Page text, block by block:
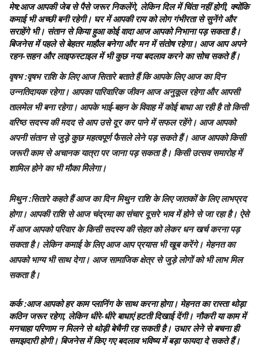
मेष:आज आपकी जेब से पैसे जरूर निकलेंगे, लेकिन दिल में चिंता नहीं होगी, क्योंकि
कमाई भी अच्छी बनी रहेगी। घर में आपकी राय को लोग गंभीरता से सुनेंगे और
सराहेंगे भी। संतान से किया हुआ कोई वादा आज आपको निभाना पड़ सकता है।
बिजनेस में पहले से बेहतर माहौल बनेगा और मन में संतोष रहेगा। आज आप अपने
रहन-सहन और लाइफस्टाइल में भी कुछ नया बदलाव करने का सोच सकते हैं।
वृषभ:वृषभ राशि के लिए आज सितारे बताते हैं कि आपके लिए आज का दिन
उन्नतिदायक रहेगा। आपका पारिवारिक जीवन आज अनुकूल रहेगा और आपसी
तालमेल भी बना रहेगा। आपके भाई-बहन के विवाह में कोई बाधा आ रही है तो किसी
वरिष्ठ सदस्य की मदद से आप उसे दूर कर पाने में सफल रहेंगे। आज आपको
अपनी संतान से जुड़े कुछ महत्वपूर्ण फैसले लेने पड़ सकते हैं। आज आपको किसी
जरूरी काम से अचानक यात्रा पर जाना पड़ सकता है। किसी उत्सव समारोह में
शामिल होने का भी मौका मिेलेगा।
मिथुन:सितारे कहते हैं आज का दिन मिथुन राशि के लिए जातकों के लिए लाभप्रद
होगा। आपकी राशि से आज चंद्रमा का संचार दूसरे भाव में होने से जा रहा है। ऐसे
में आज आपको परिवार के किसी सदस्य की सेहत को लेकर धन खर्च करना पड़
सकता है। लेकिन कमाई के लिए आज आप प्रयास भी खूब करेंगे। मेहनत का
आपको भाग्य भी साथ देगा। आज सामाजिक क्षेत्र से जुड़े लोगों को भी लाभ मिल
सकता है।
कर्क:आज आपको हर काम प्लानिंग के साथ करना होगा। मेहनत का रास्ता थोड़ा
कठिन जरूर रहेगा, लेकिन धीरे-धीरे बाधाएं हटती दिखाई देंगी। नौकरी या काम में
मनचाहा परिणाम न मिलने से थोड़ी बेचैनी रह सकती है। उधार लेने से बचना ही
समझदारी होगी। बिजनेस में किए गए बदलाव भविष्य में बड़ा फायदा दे सकते हैं।